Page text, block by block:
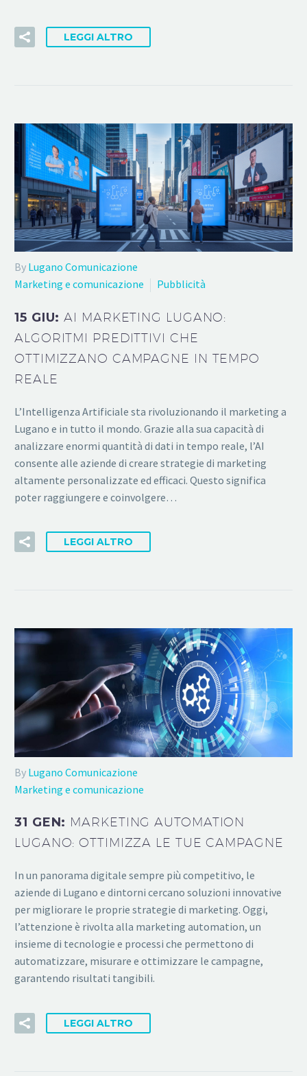
LEGGI ALTRO
By Lugano Comunicazione
Marketing e comunicazione
Pubblicità
15 GIU:AI MARKETING LUGANO:
ALGORITMI PREDITTIVI CHE
OTTIMIZZANO CAMPAGNE IN TEMPO
REALE
L’Intelligenza Artificiale sta rivoluzionando il marketing a
Lugano e in tutto il mondo. Grazie alla sua capacità di
analizzare enormi quantità di dati in tempo reale, l’AI
consente alle aziende di creare strategie di marketing
altamente personalizzate ed efficaci. Questo significa
poter raggiungere e coinvolgere…
LEGGI ALTRO
By Lugano Comunicazione
Marketing e comunicazione
31 GEN: MARKETING AUTOMATION
LUGANO: OTTIMIZZA LE TUE CAMPAGNE
In un panorama digitale sempre più competitivo, le
aziende di Lugano e dintorni cercano soluzioni innovative
per migliorare le proprie strategie di marketing. Oggi,
l’attenzione è rivolta alla marketing automation, un
insieme di tecnologie e processi che permettono di
automatizzare, misurare e ottimizzare le campagne,
garantendo risultati tangibili.
LEGGI ALTRO